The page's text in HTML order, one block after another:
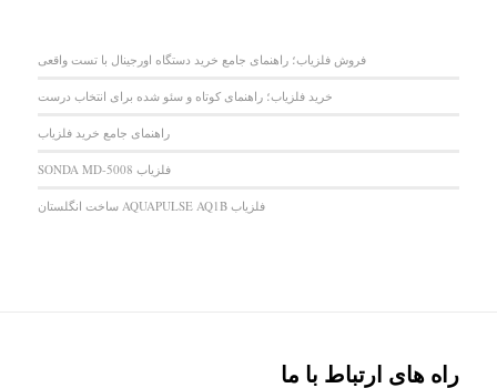
فروش فلزیاب؛ راهنمای جامع خرید دستگاه اورجینال با تست واقعی
خرید فلزیاب؛ راهنمای کوتاه و سئو شده برای انتخاب درست
راهنمای جامع خرید فلزیاب
فلزیاب SONDA MD-5008
فلزیاب AQUAPULSE AQ1B ساخت انگلستان
راه های ارتباط با ما